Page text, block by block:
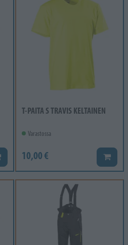
Lisää koriin
T-PAITA S TRAVIS KELTAINEN
Varastossa
10,00 € Lisää